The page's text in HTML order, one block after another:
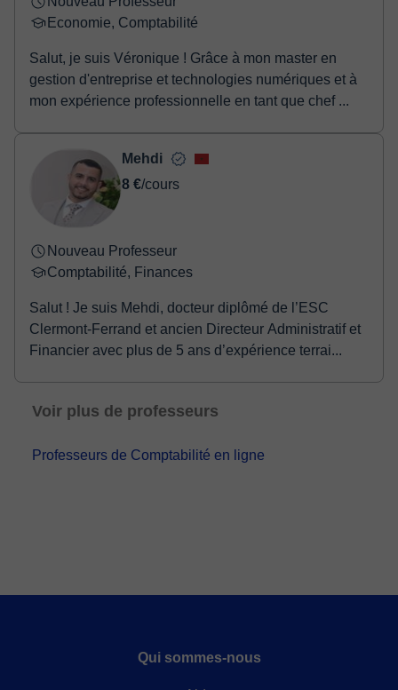
Economie, Comptabilité
Salut, je suis Véronique ! Grâce à mon master en
gestion d'entreprise et technologies numériques et à
mon expérience professionnelle en tant que chef ...
Mehdi
8 €/cours
Nouveau Professeur
Comptabilité, Finances
Salut ! Je suis Mehdi, docteur diplômé de l’ESC
Clermont-Ferrand et ancien Directeur Administratif et
Financier avec plus de 5 ans d’expérience terrai...
Voir plus de professeurs
Professeurs de Comptabilité en ligne
Qui sommes-nous